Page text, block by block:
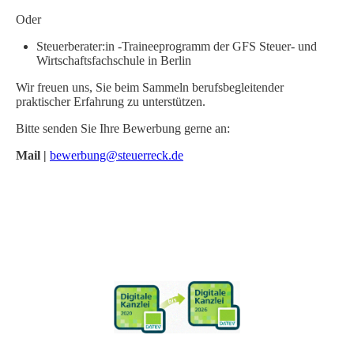
Oder
Steuerberater:in -Traineeprogramm der GFS Steuer- und
Wirtschaftsfachschule in Berlin
Wir freuen uns, Sie beim Sammeln berufsbegleitender
praktischer Erfahrung zu unterstützen.
Bitte senden Sie Ihre Bewerbung gerne an:
Mail | bewerbung@steuerreck.de